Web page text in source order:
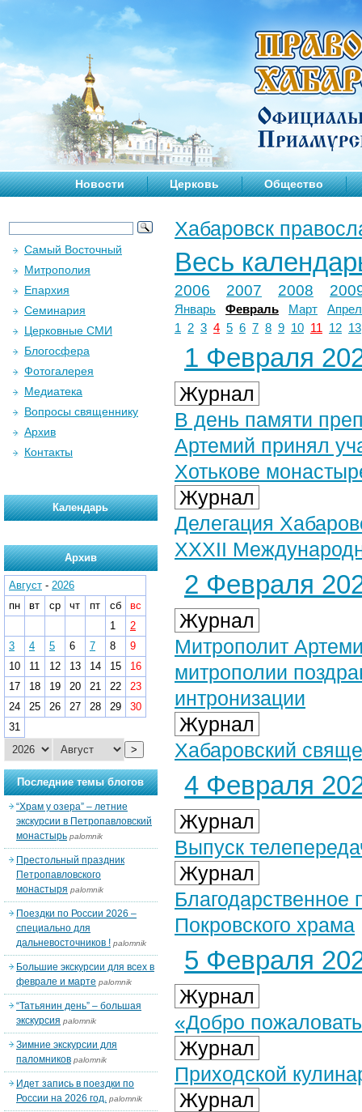
Новости Церковь Общество
Хабаровск
Весь
2006 2007 2008
Январь Февраль Март
1
2 3 4 5 6 7 8 9 10 11 12 13
1 Февраля
Журнал
В день памяти
Артемий принял
Хотькове
Журнал
Делегация
XXXII
2 Февраля
Журнал
Митрополит
митрополии
интронизации
Журнал
Хабаровский
4 Февраля
Журнал
Выпуск
Журнал
Покровского храма
5 Февраля
Журнал
«Добро
Журнал
Приходской
Журнал
Самый Восточный
Митрополия
Епархия
Семинария
Церковные СМИ
Блогосфера
Фотогалерея
Медиатека
Вопросы священнику
Архив
Контакты
Календарь
Архив
Август - 2026
пн
вт ср чт пт сб
вс
1
2
3
4 5 6 7 8
9
10
11 12 13 14 15
16
17
18 19 20 21 22
23
24
25 26 27 28 29
30
31
>
Последние темы блогов
“Храм у озера” – летние
экскурсии в Петропавловский
монастырь palomnik
Престольный праздник
Петропавловского
монастыря palomnik
Поездки по России 2026 –
специально для
дальневосточников ! palomnik
Большие экскурсии для всех в
феврале и марте palomnik
“Татьянин день” – большая
экскурсия palomnik
Зимние экскурсии для
паломников palomnik
Идет запись в поездки по
России на 2026 год. palomnik